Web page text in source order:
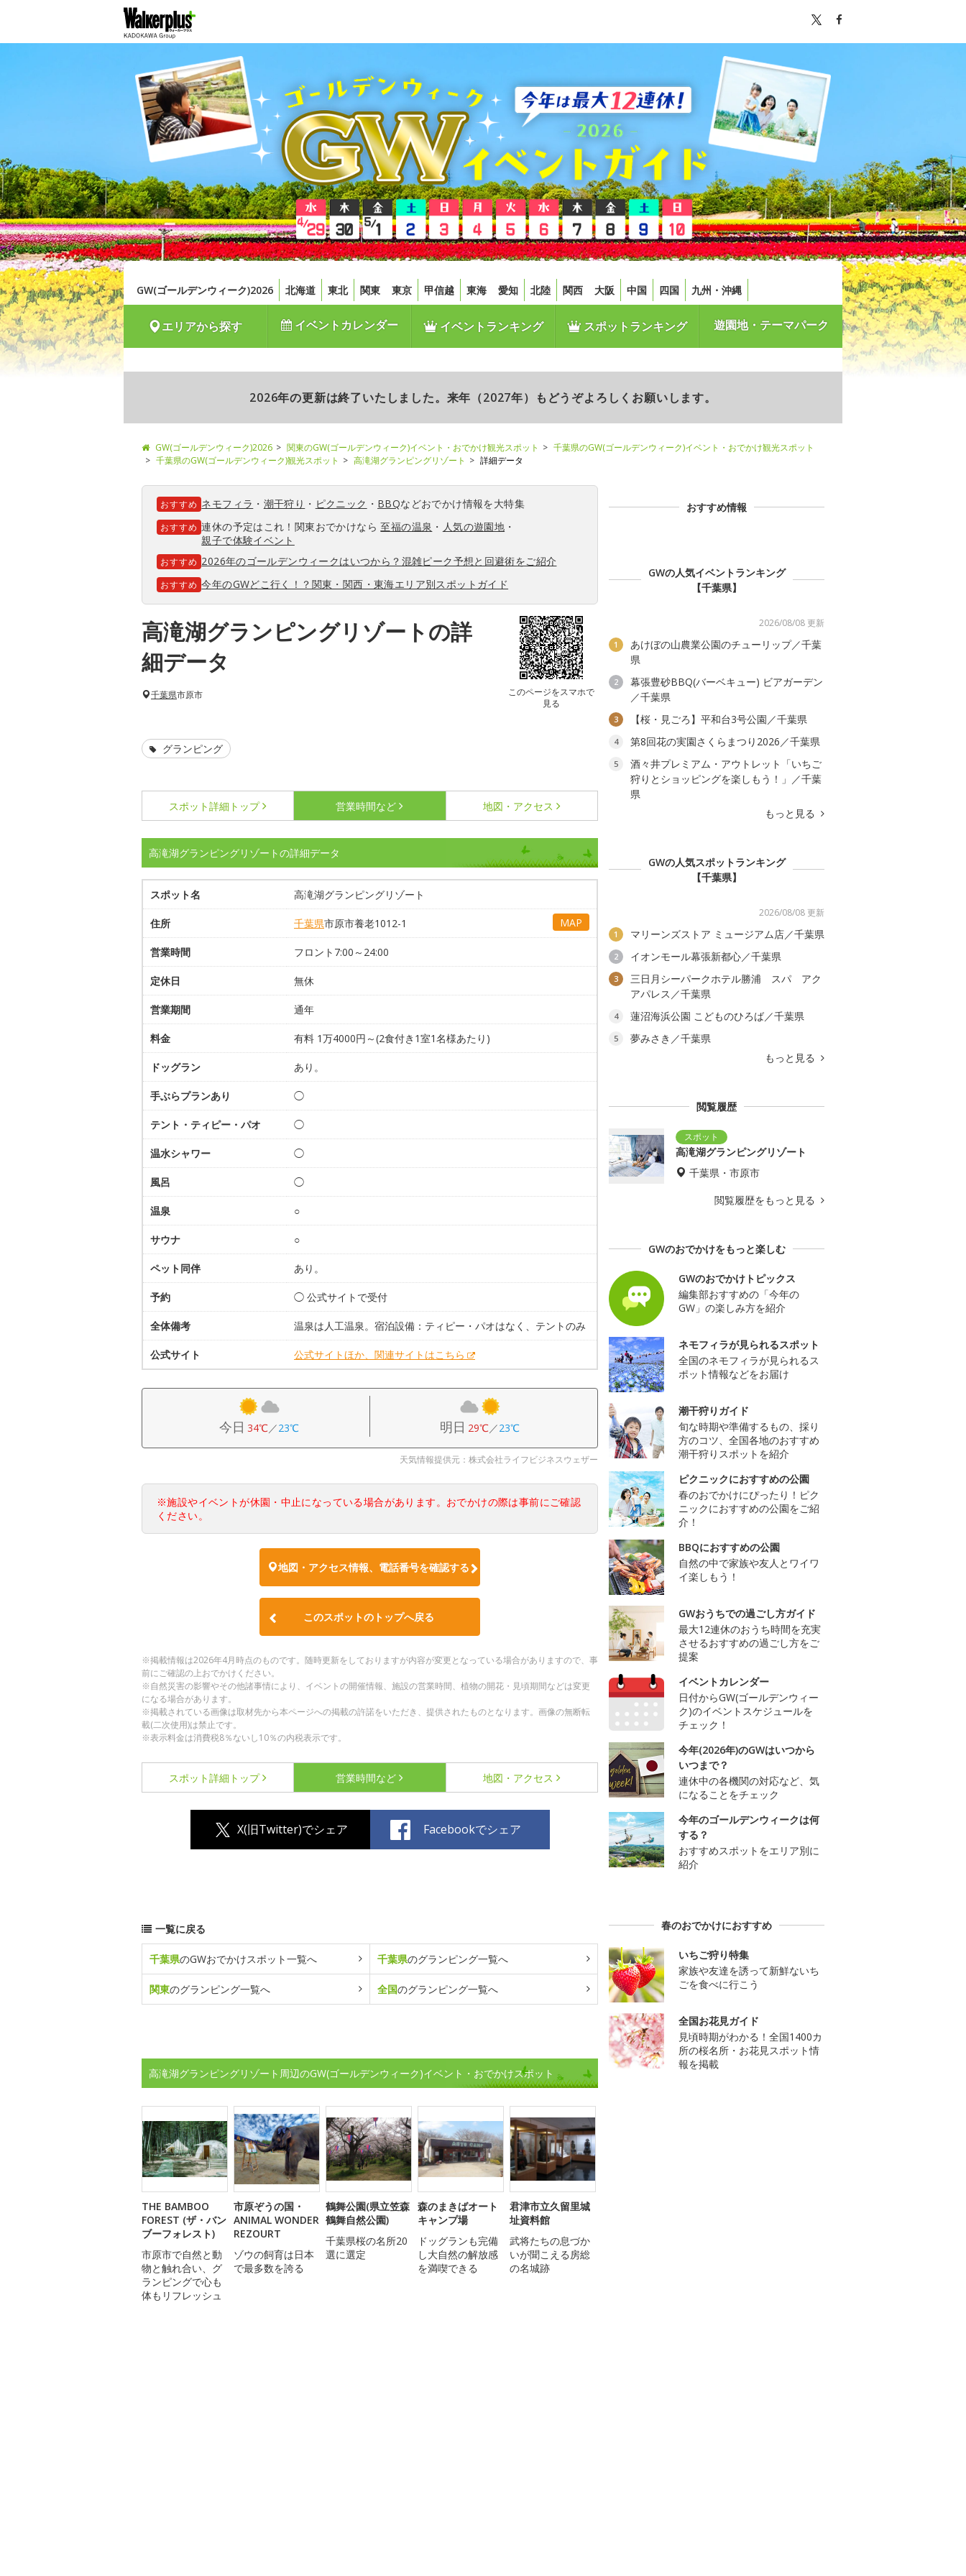
GW(ゴールデンウィーク)2026 北海道 東北 関東 東京 甲信越 東海 愛知 北陸 関西 大阪 中国 四国 九州・沖縄
エリアから探す イベントカレンダー イベントランキング スポットランキング 遊園地・テーマパーク
2026年の更新は終了いたしました。来年（2027年）もどうぞよろしくお願いします。
GW(ゴールデンウィーク)2026 関東のGW(ゴールデンウィーク)イベント・おでかけ観光スポット
千葉県のGW(ゴールデンウィーク)イベント・おでかけ観光スポット
千葉県のGW(ゴールデンウィーク)観光スポット
高滝湖グランピングリゾート 詳細データ
おすすめ ネモフィラ ・ 潮干狩り ・ ピクニック ・ BBQなどおでかけ情報を大特集
おすすめ 連休の予定はこれ！関東おでかけなら至福の温泉 ・ 人気の遊園地 ・
親子で体験イベント
おすすめ 2026年のゴールデンウィークはいつから？混雑ピーク予想と回避術をご紹介
おすすめ 今年のGWどこ行く！？関東・関西・東海エリア別スポットガイド
高滝湖グランピングリゾートの詳
細データ
このページをスマホで
見る
千葉県市原市
グランピング
スポット詳細 トップ 営業時間など 地図・アクセス
高滝湖グランピングリゾートの詳細データ
スポット名 高滝湖グランピングリゾート
住所 千葉県市原市養老1012-1 MAP
営業時間 フロント7:00～24:00
定休日 無休
営業期間 通年
料金 有料 1万4000円～(2食付き1室1名様あたり)
ドッグラン あり。
手ぶらプランあり ◯
テント・ティピー・パオ ◯
温水シャワー ◯
風呂 ◯
温泉 ○
サウナ ○
ペット同伴 あり。
予約 ◯ 公式サイトで受付
全体備考 温泉は人工温泉。宿泊設備：ティピー・パオはなく、テントのみ
公式サイト 公式サイトほか、関連サイトはこちら
今日 34℃／23℃ 明日 29℃／23℃
天気情報提供元：株式会社ライフビジネスウェザー
※施設やイベントが休園・中止になっている場合があります。おでかけの際は事前にご確認
ください。
地図・アクセス情報、電話番号を確認する
このスポットのトップへ戻る
※掲載情報は2026年4月時点のものです。随時更新をしておりますが内容が変更となっている場合がありますので、事
前にご確認の上おでかけください。
※自然災害の影響やその他諸事情により、イベントの開催情報、施設の営業時間、植物の開花・見頃期間などは変更
になる場合があります。
※掲載されている画像は取材先から本ページへの掲載の許諾をいただき、提供されたものとなります。画像の無断転
載(二次使用)は禁止です。
※表示料金は消費税8％ないし10％の内税表示です。
スポット詳細 トップ 営業時間など 地図・アクセス
X(旧Twitter)でシェア Facebookでシェア
一覧に戻る
千葉県のGWおでかけスポット一覧へ 千葉県のグランピング一覧へ
関東のグランピング一覧へ 全国のグランピング一覧へ
高滝湖グランピングリゾート周辺のGW(ゴールデンウィーク)イベント・おでかけスポット
THE BAMBOO
FOREST (ザ・バン
ブーフォレスト)
市原市で自然と動
物と触れ合い、グ
ランピングで心も
体もリフレッシュ
市原ぞうの国・
ANIMAL WONDER
REZOURT
ゾウの飼育は日本
で最多数を誇る
鶴舞公園(県立笠森
鶴舞自然公園)
千葉県桜の名所20
選に選定
森のまきばオート
キャンプ場
ドッグランも完備
し大自然の解放感
を満喫できる
君津市立久留里城
址資料館
武将たちの息づか
いが聞こえる房総
の名城跡
おすすめ情報
GWの人気イベントランキング
【千葉県】
2026/08/08 更新
1
あけぼの山農業公園のチューリップ／千葉
県
2
幕張豊砂BBQ(バーベキュー) ビアガーデン
／千葉県
3 【桜・見ごろ】平和台3号公園／千葉県
4 第8回花の実園さくらまつり2026／千葉県
5
酒々井プレミアム・アウトレット「いちご
狩りとショッピングを楽しもう！」／千葉
県
もっと見る
GWの人気スポットランキング
【千葉県】
2026/08/08 更新
1 マリーンズストア ミュージアム店／千葉県
2 イオンモール幕張新都心／千葉県
3
三日月シーパークホテル勝浦 スパ アク
アパレス／千葉県
4 蓮沼海浜公園 こどものひろば／千葉県
5
夢みさき／千葉県
もっと見る
閲覧履歴
高滝湖グランピングリゾート
千葉県・市原市
閲覧履歴をもっと見る
GWのおでかけをもっと楽しむ
GWのおでかけトピックス
編集部おすすめの「今年の
GW」の楽しみ方を紹介
ネモフィラが見られるスポット
全国のネモフィラが見られるス
ポット情報などをお届け
潮干狩りガイド
旬な時期や準備するもの、採り
方のコツ、全国各地のおすすめ
潮干狩りスポットを紹介
ピクニックにおすすめの公園
春のおでかけにぴったり！ピク
ニックにおすすめの公園をご紹
介！
BBQにおすすめの公園
自然の中で家族や友人とワイワ
イ楽しもう！
GWおうちでの過ごし方ガイド
最大12連休のおうち時間を充実
させるおすすめの過ごし方をご
提案
イベントカレンダー
日付からGW(ゴールデンウィー
ク)のイベントスケジュールを
チェック！
今年(2026年)のGWはいつから
いつまで？
連休中の各機関の対応など、気
になることをチェック
今年のゴールデンウィークは何
する？
おすすめスポットをエリア別に
紹介
春のおでかけにおすすめ
いちご狩り特集
家族や友達を誘って新鮮ないち
ごを食べに行こう
全国お花見ガイド
見頃時期がわかる！全国1400カ
所の桜名所・お花見スポット情
報を掲載